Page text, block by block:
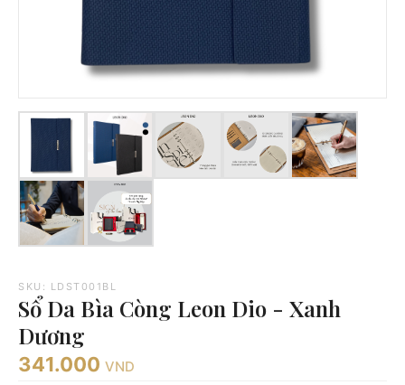
SKU: LDST001BL
Sổ Da Bìa Còng Leon Dio - Xanh
Dương
341.000 VND